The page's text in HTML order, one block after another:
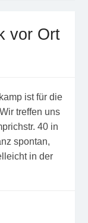
vor Ort
ist für die
treffen uns
40 in
spontan,
in der